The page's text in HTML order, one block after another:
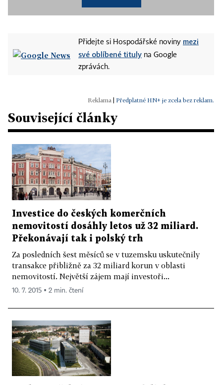
Přidejte si Hospodářské noviny mezi
své oblíbené tituly na Google
zprávách.
Předplatné HN+ je zcela bez reklam.
Související články
Investice do českých komerčních
nemovitostí dosáhly letos už 32 miliard.
Překonávají tak i polský trh
Za posledních šest měsíců se v tuzemsku uskutečnily
transakce přibližně za 32 miliard korun v oblasti
nemovitostí. Největší zájem mají investoři...
10. 7. 2015 ▪ 2 min. čtení